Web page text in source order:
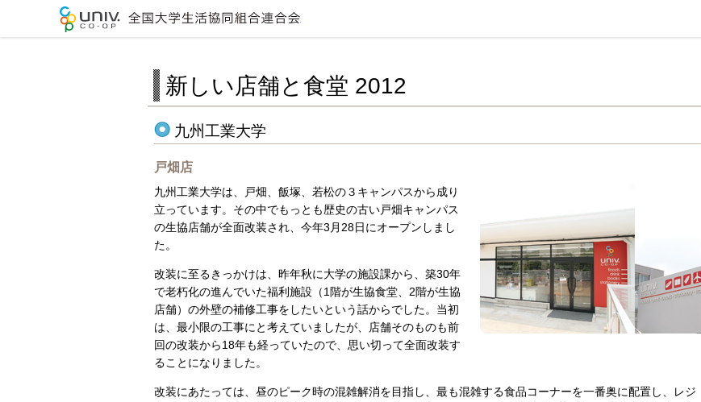
新しい店舗と食堂 2012
九州工業大学
戸畑店
九州工業大学は、戸畑、飯塚、若松の３キャンパスから成り
立っています。その中でもっとも歴史の古い戸畑キャンパス
の生協店舗が全面改装され、今年3月28日にオープンしまし
た。
改装に至るきっかけは、昨年秋に大学の施設課から、築30年
で老朽化の進んでいた福利施設（1階が生協食堂、2階が生協
店舗）の外壁の補修工事をしたいという話からでした。当初
は、最小限の工事にと考えていましたが、店舗そのものも前
回の改装から18年も経っていたので、思い切って全面改装す
ることになりました。
改装にあたっては、昼のピーク時の混雑解消を目指し、最も混雑する食品コーナーを一番奥に配置し、レジ